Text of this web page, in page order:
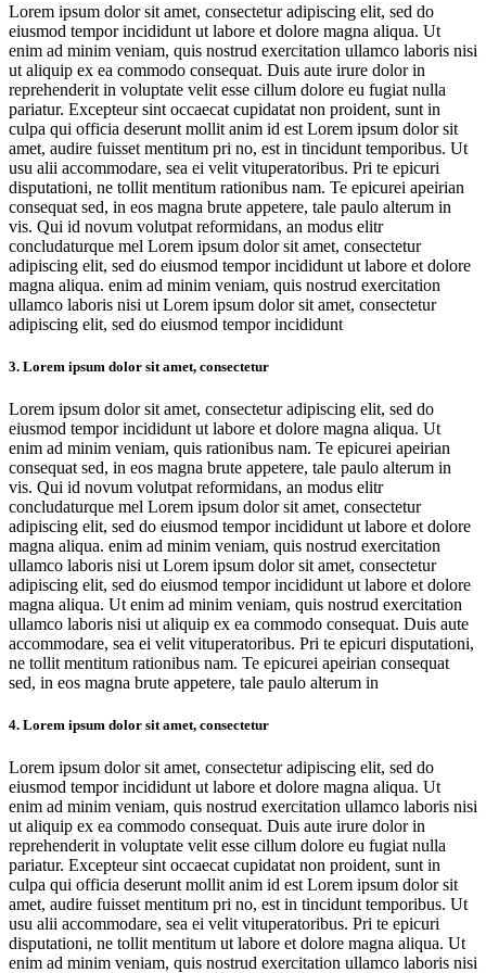
Lorem ipsum dolor sit amet, consectetur adipiscing elit, sed do
eiusmod tempor incididunt ut labore et dolore magna aliqua. Ut
enim ad minim veniam, quis nostrud exercitation ullamco laboris nisi
ut aliquip ex ea commodo consequat. Duis aute irure dolor in
reprehenderit in voluptate velit esse cillum dolore eu fugiat nulla
pariatur. Excepteur sint occaecat cupidatat non proident, sunt in
culpa qui officia deserunt mollit anim id est Lorem ipsum dolor sit
amet, audire fuisset mentitum pri no, est in tincidunt temporibus. Ut
usu alii accommodare, sea ei velit vituperatoribus. Pri te epicuri
disputationi, ne tollit mentitum rationibus nam. Te epicurei apeirian
consequat sed, in eos magna brute appetere, tale paulo alterum in
vis. Qui id novum volutpat reformidans, an modus elitr
concludaturque mel Lorem ipsum dolor sit amet, consectetur
adipiscing elit, sed do eiusmod tempor incididunt ut labore et dolore
magna aliqua. enim ad minim veniam, quis nostrud exercitation
ullamco laboris nisi ut Lorem ipsum dolor sit amet, consectetur
adipiscing elit, sed do eiusmod tempor incididunt
3. Lorem ipsum dolor sit amet, consectetur
Lorem ipsum dolor sit amet, consectetur adipiscing elit, sed do
eiusmod tempor incididunt ut labore et dolore magna aliqua. Ut
enim ad minim veniam, quis rationibus nam. Te epicurei apeirian
consequat sed, in eos magna brute appetere, tale paulo alterum in
vis. Qui id novum volutpat reformidans, an modus elitr
concludaturque mel Lorem ipsum dolor sit amet, consectetur
adipiscing elit, sed do eiusmod tempor incididunt ut labore et dolore
magna aliqua. enim ad minim veniam, quis nostrud exercitation
ullamco laboris nisi ut Lorem ipsum dolor sit amet, consectetur
adipiscing elit, sed do eiusmod tempor incididunt ut labore et dolore
magna aliqua. Ut enim ad minim veniam, quis nostrud exercitation
ullamco laboris nisi ut aliquip ex ea commodo consequat. Duis aute
accommodare, sea ei velit vituperatoribus. Pri te epicuri disputationi,
ne tollit mentitum rationibus nam. Te epicurei apeirian consequat
sed, in eos magna brute appetere, tale paulo alterum in
4. Lorem ipsum dolor sit amet, consectetur
Lorem ipsum dolor sit amet, consectetur adipiscing elit, sed do
eiusmod tempor incididunt ut labore et dolore magna aliqua. Ut
enim ad minim veniam, quis nostrud exercitation ullamco laboris nisi
ut aliquip ex ea commodo consequat. Duis aute irure dolor in
reprehenderit in voluptate velit esse cillum dolore eu fugiat nulla
pariatur. Excepteur sint occaecat cupidatat non proident, sunt in
culpa qui officia deserunt mollit anim id est Lorem ipsum dolor sit
amet, audire fuisset mentitum pri no, est in tincidunt temporibus. Ut
usu alii accommodare, sea ei velit vituperatoribus. Pri te epicuri
disputationi, ne tollit mentitum ut labore et dolore magna aliqua. Ut
enim ad minim veniam, quis nostrud exercitation ullamco laboris nisi